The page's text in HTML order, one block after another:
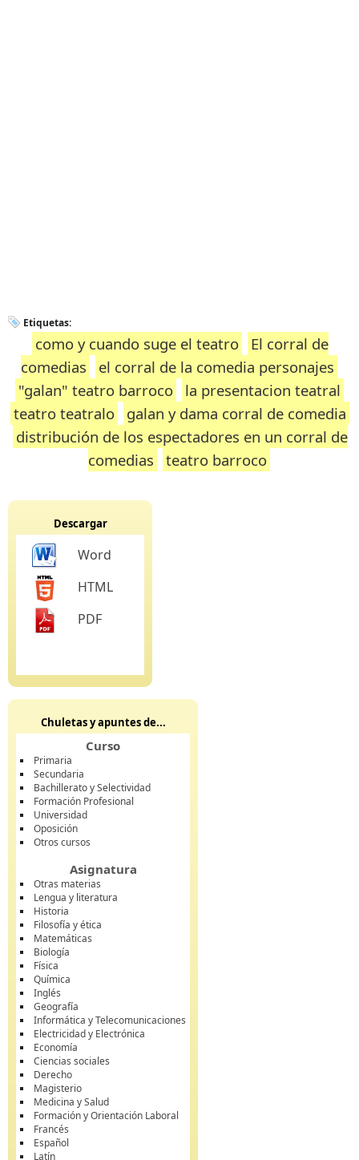
Etiquetas:
como y cuando suge el teatro
El corral de
comedias
el corral de la comedia personajes
"galan" teatro barroco
la presentacion teatral
teatro teatralo
galan y dama corral de comedia
distribución de los espectadores en un corral de
comedias
teatro barroco
Descargar
Word
HTML
PDF
Chuletas y apuntes de...
Curso
Primaria
Secundaria
Bachillerato y Selectividad
Formación Profesional
Universidad
Oposición
Otros cursos
Asignatura
Otras materias
Lengua y literatura
Historia
Filosofía y ética
Matemáticas
Biología
Física
Química
Inglés
Geografía
Informática y Telecomunicaciones
Electricidad y Electrónica
Economía
Ciencias sociales
Derecho
Magisterio
Medicina y Salud
Formación y Orientación Laboral
Francés
Español
Latín